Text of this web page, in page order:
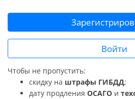
Войти
Чтобы не пропустить:
скидку на штрафы ГИБДД;
дату продления ОСАГО и